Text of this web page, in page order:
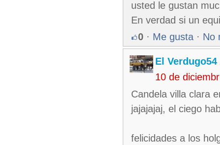
usted le gustan
En verdad si un
0 · Me gusta · No
El Verdugo54
10 de
Candela villa clara
jajajajaj, el ciego
felicidades a los